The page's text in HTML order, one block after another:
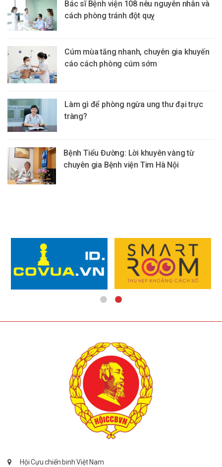
Bác sĩ Bệnh viện 108 nêu nguyên nhân và
cách phòng tránh đột quỵ
Cúm mùa tăng nhanh, chuyên gia khuyến
cáo cách phòng cúm sớm
Làm gì để phòng ngừa ung thư đại trực
tràng?
Bệnh Tiểu Đường: Lời khuyên vàng từ
chuyên gia Bệnh viện Tim Hà Nội
Hội Cựu chiến binh Việt Nam